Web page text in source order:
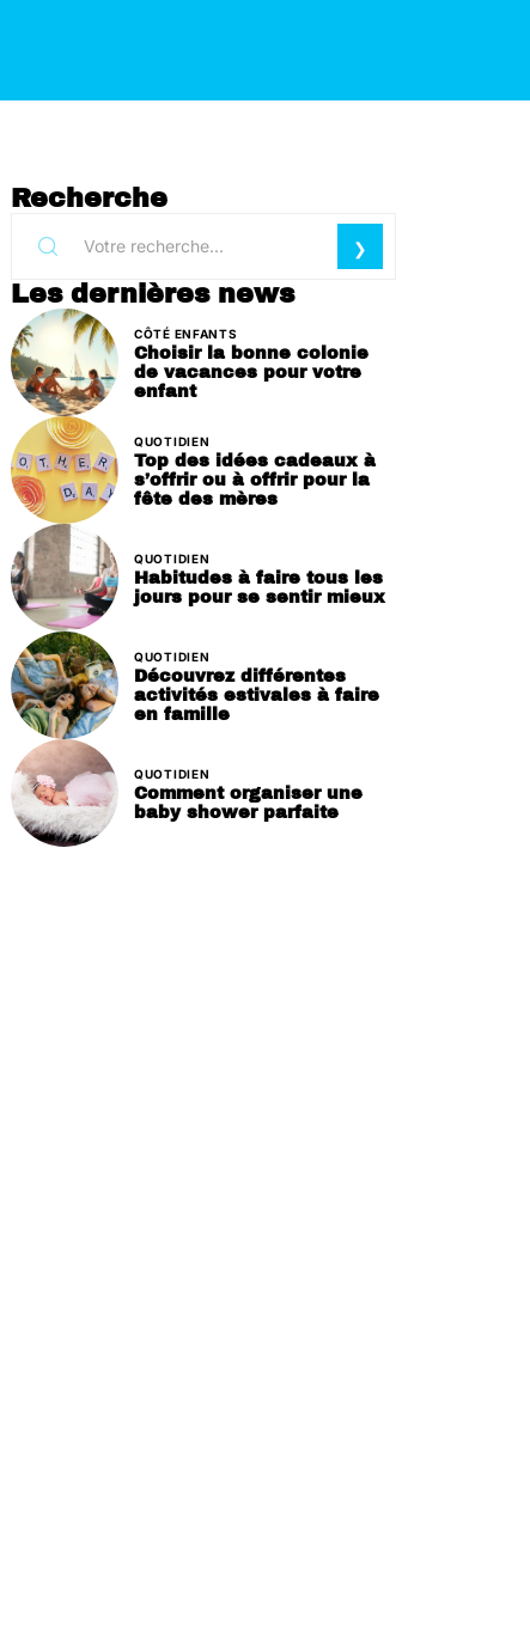
Recherche
Les dernières news
CÔTÉ ENFANTS
Choisir la bonne colonie
de vacances pour votre
enfant
QUOTIDIEN
Top des idées cadeaux à
s’offrir ou à offrir pour la
fête des mères
QUOTIDIEN
Habitudes à faire tous les
jours pour se sentir mieux
QUOTIDIEN
Découvrez différentes
activités estivales à faire
en famille
QUOTIDIEN
Comment organiser une
baby shower parfaite